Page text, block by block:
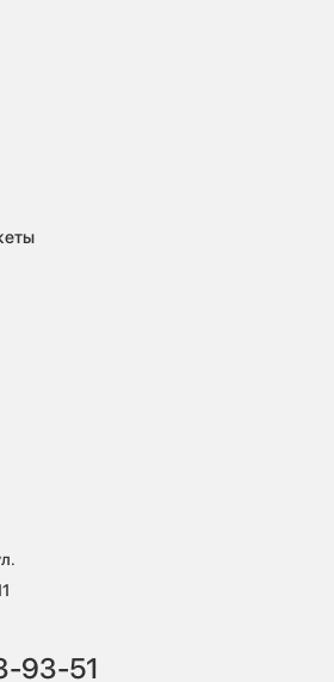
93-51